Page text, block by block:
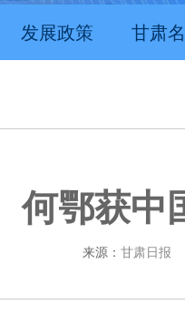
发展政策 甘肃
何鄂获中
来源： 甘肃日报